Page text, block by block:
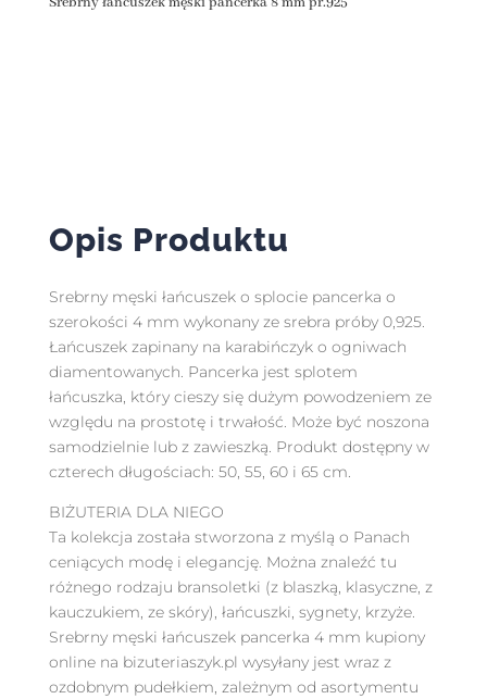
Opis Produktu
Srebrny męski łańcuszek o splocie pancerka o
szerokości 4 mm wykonany ze srebra próby 0,925.
Łańcuszek zapinany na karabińczyk o ogniwach
diamentowanych. Pancerka jest splotem
łańcuszka, który cieszy się dużym powodzeniem ze
względu na prostotę i trwałość. Może być noszona
samodzielnie lub z zawieszką. Produkt dostępny w
czterech długościach: 50, 55, 60 i 65 cm.
BIŻUTERIA DLA NIEGO
Ta kolekcja została stworzona z myślą o Panach
ceniących modę i elegancję. Można znaleźć tu
różnego rodzaju bransoletki (z blaszką, klasyczne, z
kauczukiem, ze skóry), łańcuszki, sygnety, krzyże.
Srebrny męski łańcuszek pancerka 4 mm kupiony
online na bizuteriaszyk.pl wysyłany jest wraz z
ozdobnym pudełkiem, zależnym od asortymentu